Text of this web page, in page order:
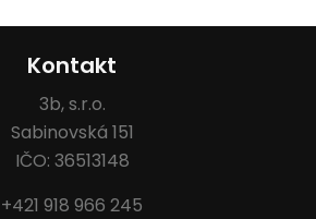
Kontakt
3b, s.r.o.
Sabinovská 151
IČO: 36513148
+421 918 966 245